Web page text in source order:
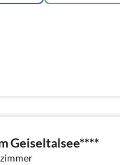
Geiseltalsee****